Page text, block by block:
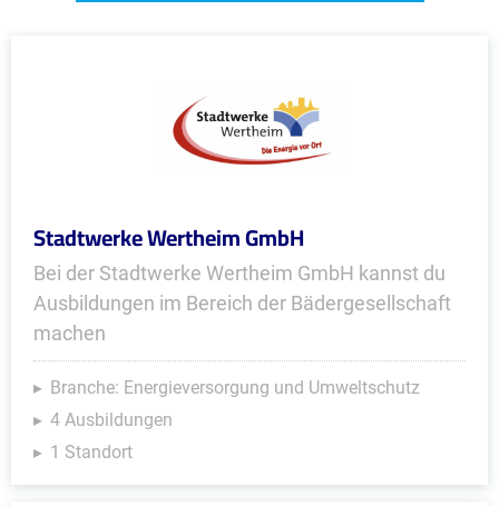
Stadtwerke Wertheim GmbH
Bei der Stadtwerke Wertheim GmbH kannst du
Ausbildungen im Bereich der Bädergesellschaft
machen
Branche: Energieversorgung und Umweltschutz
4 Ausbildungen
1 Standort